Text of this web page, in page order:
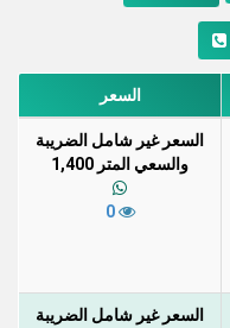
السعر
السعر غير شامل الضريبة
والسعي المتر 1,400
0
السعر غير شامل الضريبة